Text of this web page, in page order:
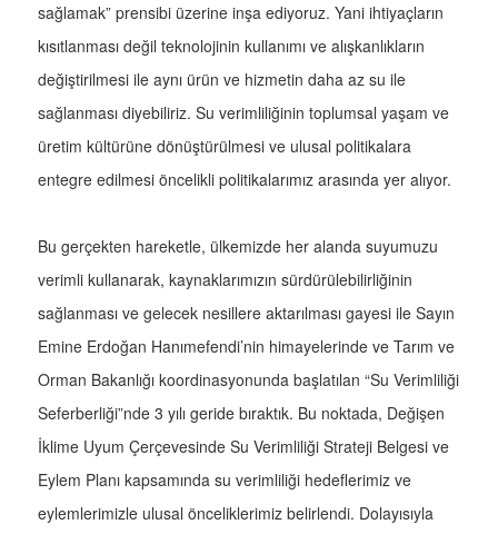
sağlamak” prensibi üzerine inşa ediyoruz. Yani ihtiyaçların
kısıtlanması değil teknolojinin kullanımı ve alışkanlıkların
değiştirilmesi ile aynı ürün ve hizmetin daha az su ile
sağlanması diyebiliriz. Su verimliliğinin toplumsal yaşam ve
üretim kültürüne dönüştürülmesi ve ulusal politikalara
entegre edilmesi öncelikli politikalarımız arasında yer alıyor.
Bu gerçekten hareketle, ülkemizde her alanda suyumuzu
verimli kullanarak, kaynaklarımızın sürdürülebilirliğinin
sağlanması ve gelecek nesillere aktarılması gayesi ile Sayın
Emine Erdoğan Hanımefendi’nin himayelerinde ve Tarım ve
Orman Bakanlığı koordinasyonunda başlatılan “Su Verimliliği
Seferberliği”nde 3 yılı geride bıraktık. Bu noktada, Değişen
İklime Uyum Çerçevesinde Su Verimliliği Strateji Belgesi ve
Eylem Planı kapsamında su verimliliği hedeflerimiz ve
eylemlerimizle ulusal önceliklerimiz belirlendi. Dolayısıyla